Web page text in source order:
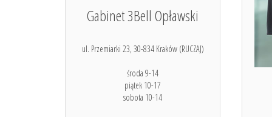
Gabinet 3Bell Opławski
ul. Przemiarki 23, 30-834 Kraków (RUCZAJ)
środa 9-14
piątek 10-17
sobota 10-14